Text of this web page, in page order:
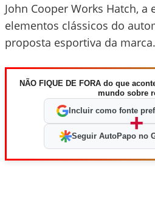
John Cooper Works Hatch, a
elementos clássicos do
proposta esportiva da marca.
NÃO FIQUE DE FORA do que
mundo sobre
Incluir como fonte
+
Seguir AutoPapo no